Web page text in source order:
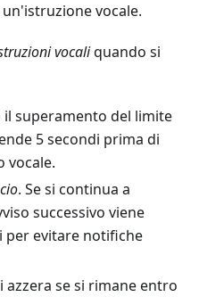
vocale.
vocaliquando si
il superamento del limite
5 secondi prima di
vocale.
. Se si continua a
successivo viene
per evitare notifiche
azzera se si rimane entro